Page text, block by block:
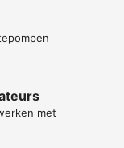
met